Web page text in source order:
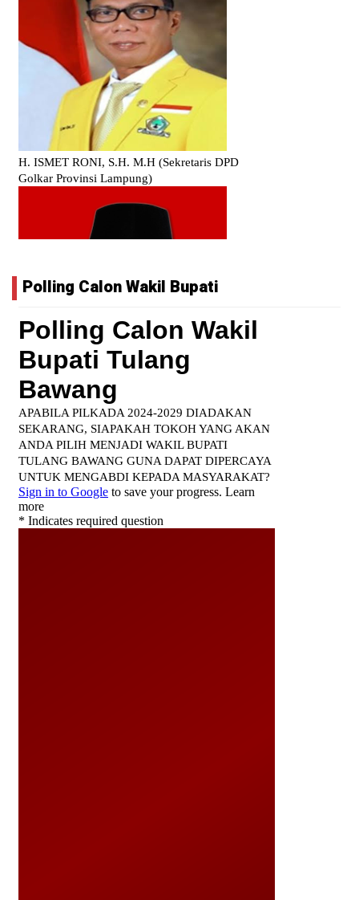
Polling Calon Wakil Bupati